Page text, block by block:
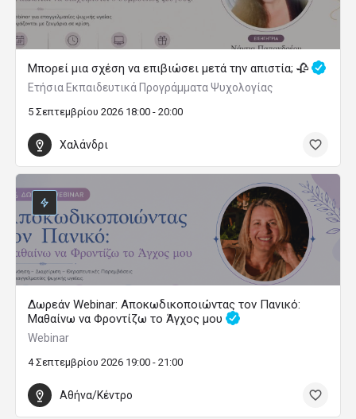
Μπορεί μια σχέση να επιβιώσει μετά την απιστία; 🥀
Ετήσια Εκπαιδευτικά Προγράμματα Ψυχολογίας
5 Σεπτεμβρίου 2026 18:00 - 20:00
Χαλάνδρι
Δωρεάν Webinar: Αποκωδικοποιώντας τον Πανικό:
Μαθαίνω να Φροντίζω το Άγχος μου
Webinar
4 Σεπτεμβρίου 2026 19:00 - 21:00
Αθήνα/Κέντρο